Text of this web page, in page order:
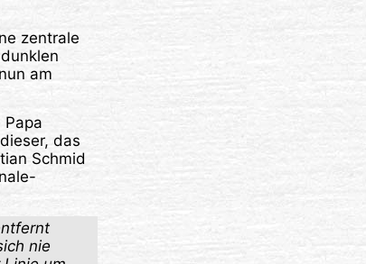
zentrale
am
das
Schmid
nie